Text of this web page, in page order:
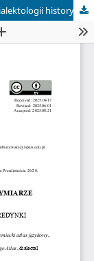
Warmińska gwara wsi Bredynki w wymiarze dialektologii historycznej